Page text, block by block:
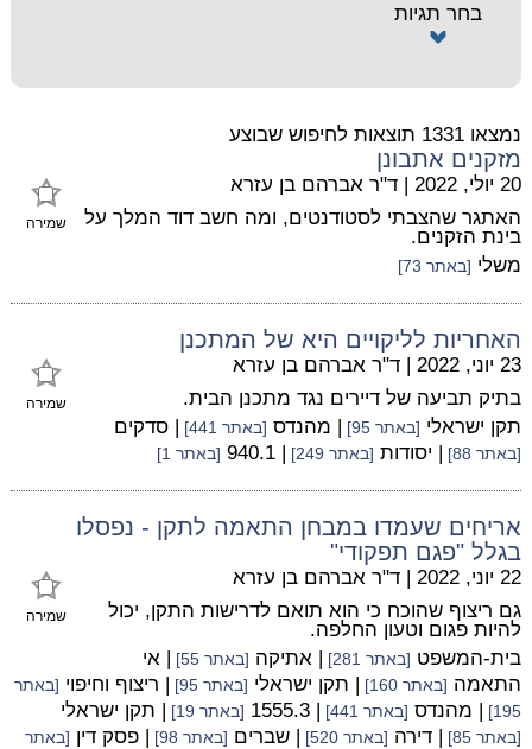
בחר תגיות
נמצאו 1331 תוצאות לחיפוש שבוצע
מזקנים אתבונן
שמירה
20 יולי, 2022 | ד"ר אברהם בן עזרא
האתגר שהצבתי לסטודנטים, ומה חשב דוד המלך על
בינת הזקנים.
משלי [באתר 73]
האחריות לליקויים היא של המתכנן
שמירה
23 יוני, 2022 | ד"ר אברהם בן עזרא
בתיק תביעה של דיירים נגד מתכנן הבית.
תקן ישראלי [באתר 95] | מהנדס [באתר 441] | סדקים
[באתר 88] | יסודות [באתר 249] | 940.1 [באתר 1]
אריחים שעמדו במבחן התאמה לתקן - נפסלו
בגלל "פגם תפקודי"
שמירה
22 יוני, 2022 | ד"ר אברהם בן עזרא
גם ריצוף שהוכח כי הוא תואם לדרישות התקן, יכול
להיות פגום וטעון החלפה.
בית-המשפט [באתר 281] | אתיקה [באתר 55]
| אי
התאמה [באתר 160] | תקן ישראלי [באתר 95] | ריצוף וחיפוי [באתר
195]
| מהנדס [באתר 441] | 1555.3 [באתר 19] | תקן ישראלי
[באתר 85] | דירה [באתר 520] | שברים [באתר 98] | פסק דין [באתר